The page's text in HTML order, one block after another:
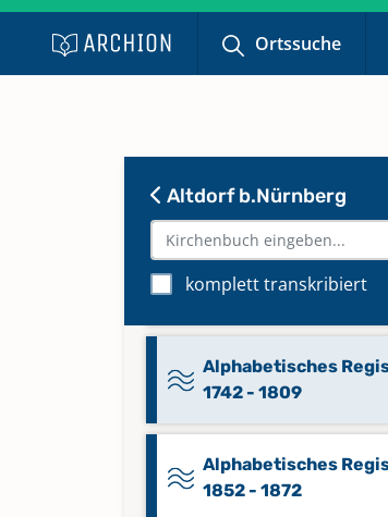
Ortssuche
Altdorf b.Nürnberg
komplett transkribiert
Alphabetisches
1555 - 1594
1691 - 1741;
Alphabetisches
1742 - 1809
Alphabetisches
1852 - 1872